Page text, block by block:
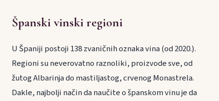
Španski vinski regioni
U Španiji postoji 138 zvaničnih oznaka vina (od 2020.).
Regioni su neverovatno raznoliki, proizvode sve, od
žutog Albarinja do mastiljastog, crvenog Monastrela.
Dakle, najbolji način da naučite o španskom vinu je da